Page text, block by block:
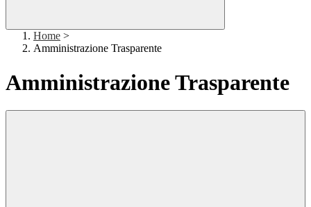
Home >
Amministrazione Trasparente
Amministrazione Trasparente